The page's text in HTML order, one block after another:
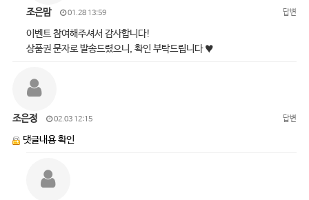
조은맘 01.28 13:59 답변
이벤트 참여해주셔서 감사합니다!
상품권 문자로 발송드렸으니, 확인 부탁드립니다 ♥
조은정 02.03 12:15 답변
댓글내용 확인